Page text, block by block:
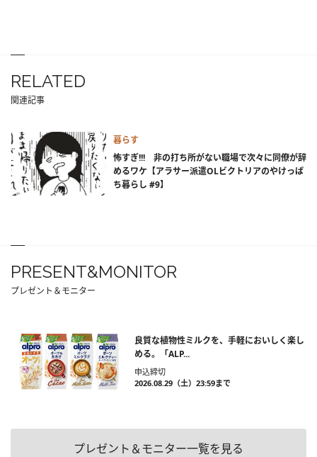
RELATED
関連記事
暮らす
怖すぎ!!! 非の打ち所がない職場で次々に同僚が辞
めるワケ【アラサー派遣OLビクトリアのやけっぱ
ち暮らし #9】
PRESENT&MONITOR
プレゼント＆モニター
良質な植物性ミルクを、手軽においしく楽し
める。「ALP...
申込締切
2026.08.29（土）23:59まで
プレゼント＆モニター一覧を見る